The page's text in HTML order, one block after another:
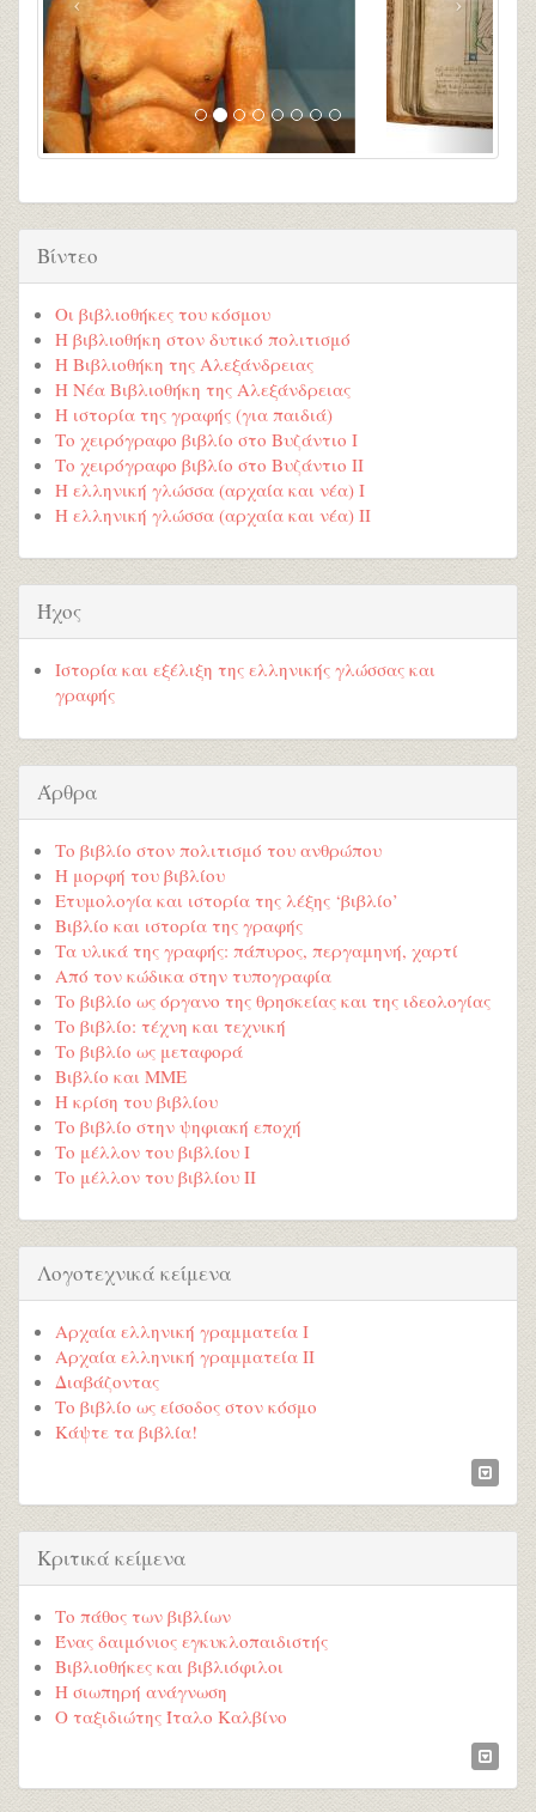
Βίντεο
Οι βιβλιοθήκες του κόσμου
Η βιβλιοθήκη στον δυτικό πολιτισμό
Η Βιβλιοθήκη της Αλεξάνδρειας
Η Νέα Βιβλιοθήκη της Αλεξάνδρειας
Η ιστορία της γραφής (για παιδιά)
Το χειρόγραφο βιβλίο στο Βυζάντιο Ι
Το χειρόγραφο βιβλίο στο Βυζάντιο ΙΙ
Η ελληνική γλώσσα (αρχαία και νέα) Ι
Η ελληνική γλώσσα (αρχαία και νέα) ΙΙ
Ήχος
Ιστορία και εξέλιξη της ελληνικής γλώσσας και
γραφής
Άρθρα
Το βιβλίο στον πολιτισμό του ανθρώπου
Η μορφή του βιβλίου
Ετυμολογία και ιστορία της λέξης ‘βιβλίο’
Βιβλίο και ιστορία της γραφής
Τα υλικά της γραφής: πάπυρος, περγαμηνή, χαρτί
Από τον κώδικα στην τυπογραφία
Το βιβλίο ως όργανο της θρησκείας και της ιδεολογίας
Το βιβλίο: τέχνη και τεχνική
Το βιβλίο ως μεταφορά
Βιβλίο και ΜΜΕ
Η κρίση του βιβλίου
Το βιβλίο στην ψηφιακή εποχή
Το μέλλον του βιβλίου Ι
Το μέλλον του βιβλίου ΙΙ
Λογοτεχνικά κείμενα
Αρχαία ελληνική γραμματεία Ι
Αρχαία ελληνική γραμματεία ΙΙ
Διαβάζοντας
Το βιβλίο ως είσοδος στον κόσμο
Κάψτε τα βιβλία!
Κριτικά κείμενα
Το πάθος των βιβλίων
Ένας δαιμόνιος εγκυκλοπαιδιστής
Βιβλιοθήκες και βιβλιόφιλοι
Η σιωπηρή ανάγνωση
Ο ταξιδιώτης Ίταλο Καλβίνο